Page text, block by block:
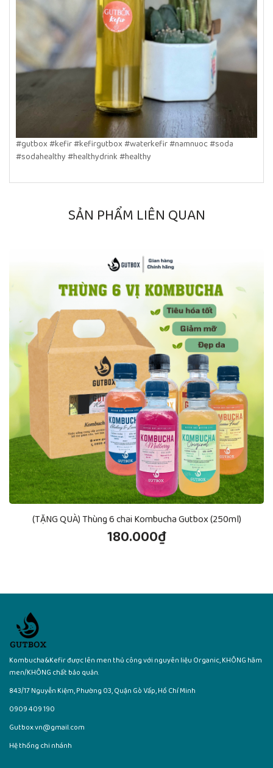
#gutbox #kefir #kefirgutbox #waterkefir #namnuoc #soda
#sodahealthy #healthydrink #healthy
SẢN PHẨM LIÊN QUAN
(TẶNG QUÀ) Thùng 6 chai Kombucha Gutbox (250ml)
180.000₫
Kombucha&Kefir được lên men thủ công với nguyên liệu Organic, KHÔNG hãm
men/KHÔNG chất bảo quản.
843/17 Nguyễn Kiệm, Phường 03, Quận Gò Vấp, Hồ Chí Minh
0909 409 190
Gutbox.vn@gmail.com
Hệ thống chi nhánh